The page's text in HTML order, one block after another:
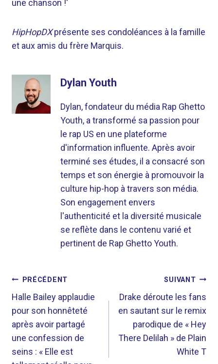
une chanson !'
HipHopDXprésente ses condoléances à la famille
et aux amis du frère Marquis.
Dylan Youth
Dylan, fondateur du média Rap Ghetto
Youth, a transformé sa passion pour
le rap US en une plateforme
d'information influente. Après avoir
terminé ses études, il a consacré son
temps et son énergie à promouvoir la
culture hip-hop à travers son média.
Son engagement envers
l'authenticité et la diversité musicale
se reflète dans le contenu varié et
pertinent de Rap Ghetto Youth.
NAVIGATION
DE
L’ARTICLE
PRÉCÉDENT
Halle Bailey applaudie
pour son honnêteté
après avoir partagé
une confession de
seins : « Elle est
SUIVANT
Drake déroute les fans
en sautant sur le remix
parodique de « Hey
There Delilah » de Plain
White T